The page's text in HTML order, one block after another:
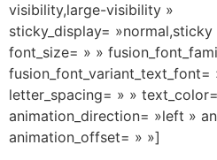
visibility,large-visibility »
sticky_display=
font_size= » »
fusion_font_variant_text_font=
letter_spacing= » »
animation_direction= »left »
animation_offset= » »]